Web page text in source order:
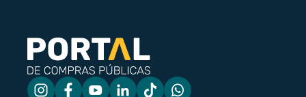
09/01/2024 15:26:02 | Sistema
O Item 0013 foi homologado por Sérgio
Fernandes de Medeiros.